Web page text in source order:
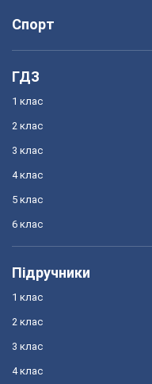
Спорт
ГДЗ
1 клас
2 клас
3 клас
4 клас
5 клас
6 клас
Підручники
1 клас
2 клас
3 клас
4 клас